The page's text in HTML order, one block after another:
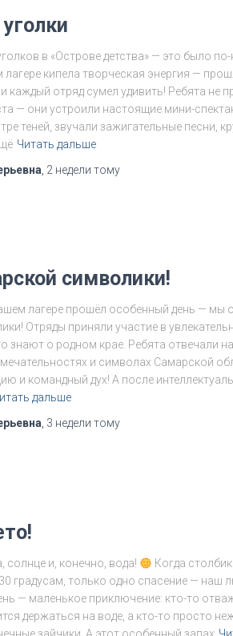
в «Острове детства» — это было
кипела творческая энергия —
каждый отряд сумел удивить! Ребята не
— они устроили настоящие мини-
теней, звучали зажигательные песни,
Читать дальше
2 недели тому
символики!
лагере прошёл особенный день — мы
Отряды приняли участие в
знают о родном крае. Ребята отвечали
и символах Самарской
и командный дух! А после
дальше
, 3 недели тому
солнце и, конечно, вода!
Когда
градусам, только одно спасение — наш
— маленькое приключение: кто-то
держаться на воде, а кто-то просто